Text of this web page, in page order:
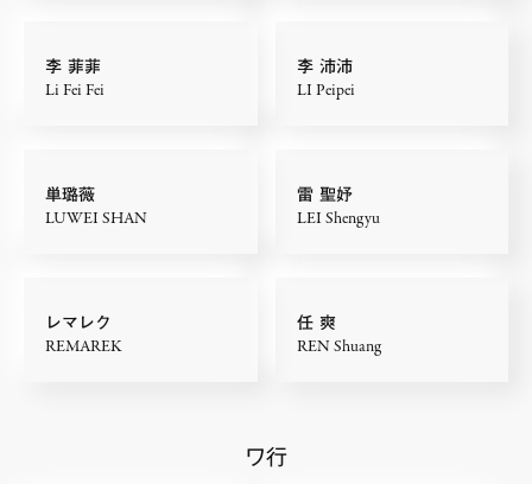
李 菲菲
Li Fei Fei
李 沛沛
LI Peipei
単璐薇
LUWEI SHAN
雷 聖妤
LEI Shengyu
レマレク
REMAREK
任 爽
REN Shuang
ワ行